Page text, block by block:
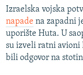
Izraelska vojska
napade na zapadni
uporište Huta. U
su izveli ratni avioni
bili odgovor na